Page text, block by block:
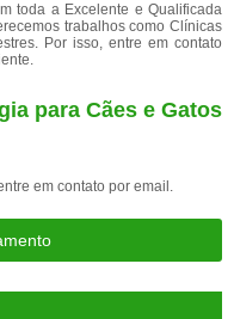
toda a Excelente e Qualificada
trabalhos como Clínicas
Por isso, entre em contato
para Cães e Gatos
em contato por email.